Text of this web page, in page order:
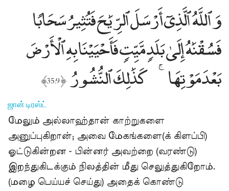
وَٱللَّهُ ٱلَّذِىٓ أَرْسَلَ ٱلرِّيَٰحَ فَتُثِيرُ سَحَابًۭا
فَسُقْنَٰهُ إِلَىٰ بَلَدٍۢ مَّيِّتٍۢ فَأَحْيَيْنَا بِهِ ٱلْأَرْضَ
بَعْدَ مَوْتِهَا كَذَٰلِكَ ٱلنُّشُورُ﴿35:9﴾
ஜான் டிரஸ்ட்
மேலும் அல்லாஹ்தான் காற்றுகளை
அனுப்புகிறான்; அவை மேகங்களை(க் கிளப்பி)
ஓட்டுகின்றன - பின்னர் அவற்றை (வரண்டு)
இறந்துகிடக்கும் நிலத்தின் மீது செலுத்துகிறோம்.
(மழை பெய்யச் செய்து) அதைக் கொண்டு